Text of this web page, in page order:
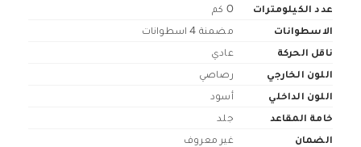
عدد الكيلومترات
0 كم
الاسطوانات
مضمنة 4 اسطوانات
ناقل الحركة
عادي
اللون الخارجي
رصاصي
اللون الداخلي
أسود
خامة المقاعد
جلد
الضمان
غير معروف